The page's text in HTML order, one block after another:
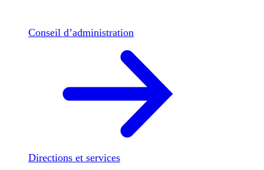
Conseil d’administration
Directions et services